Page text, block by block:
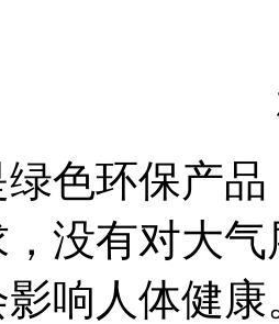
色环保产
没有对大
响人体健